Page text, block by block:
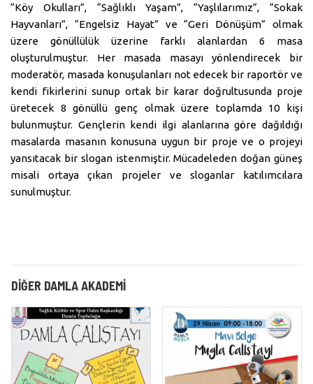
“Köy Okulları”, “Sağlıklı Yaşam”, “Yaşlılarımız”, “Sokak
Hayvanları”, “Engelsiz Hayat” ve “Geri Dönüşüm” olmak
üzere gönüllülük üzerine farklı alanlardan 6 masa
oluşturulmuştur. Her masada masayı yönlendirecek bir
moderatör, masada konuşulanları not edecek bir raportör ve
kendi fikirlerini sunup ortak bir karar doğrultusunda proje
üretecek 8 gönüllü genç olmak üzere toplamda 10 kişi
bulunmuştur. Gençlerin kendi ilgi alanlarına göre dağıldığı
masalarda masanın konusuna uygun bir proje ve o projeyi
yansıtacak bir slogan istenmiştir. Mücadeleden doğan güneş
misali ortaya çıkan projeler ve sloganlar katılımcılara
sunulmuştur.
DIĞER DAMLA AKADEMI